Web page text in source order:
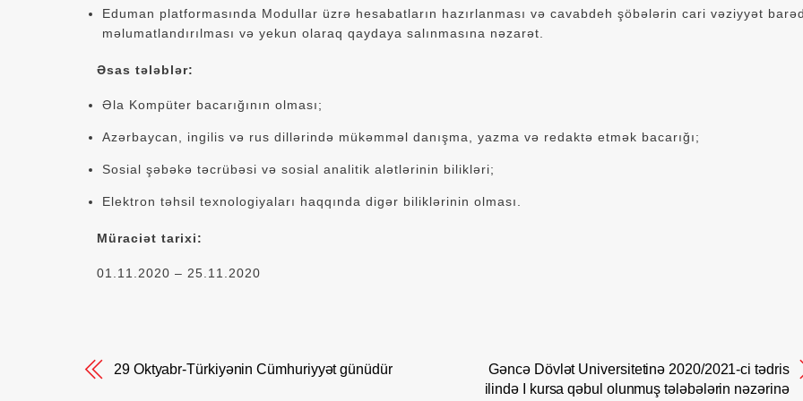
Eduman platformasında Modullar üzrə hesabatların hazırlanması və cavabdeh şöbələrin cari vəziyyət
məlumatlandırılması və yekun olaraq qaydaya salınmasına nəzarət.
Əsas tələblər:
Əla Kompüter bacarığının olması;
Azərbaycan, ingilis və rus dillərində mükəmməl danışma, yazma və redaktə etmək bacarığı;
Sosial şəbəkə təcrübəsi və sosial analitik alətlərinin bilikləri;
Elektron təhsil texnologiyaları haqqında digər biliklərinin olması.
Müraciət tarixi:
01.11.2020 – 25.11.2020
29 Oktyabr-Türkiyənin Cümhuriyyət günüdür
Gəncə Dövlət Universitetinə 2020/2021-ci tədris
ilində I kursa qəbul olunmuş tələbələrin nəzərinə